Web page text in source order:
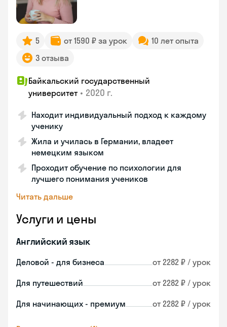
5 от 1590 ₽ за урок
10 лет опыта
3 отзыва
Байкальский государственный
университет • 2020 г.
Находит индивидуальный подход к каждому
ученику
Жила и училась в Германии, владеет
немецким языком
Проходит обучение по психологии для
лучшего понимания учеников
Читать дальше
Услуги и цены
Английский язык
Деловой - для бизнеса от 2282 ₽ / урок
Для путешествий от 2282 ₽ / урок
Для начинающих - премиум от 2282 ₽ / урок